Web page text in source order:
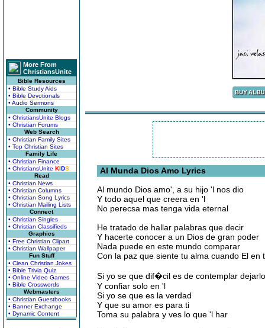
More From
ChristiansUnite
Bible Resources
• Bible Study Aids
• Bible Devotionals
• Audio Sermons
Community
• ChristiansUnite Blogs
• Christian Forums
Web Search
• Christian Family Sites
• Top Christian Sites
Family Life
• Christian Finance
• ChristiansUnite KIDS
Read
• Christian News
• Christian Columns
• Christian Song Lyrics
• Christian Mailing Lists
Connect
• Christian Singles
• Christian Classifieds
Graphics
• Free Christian Clipart
• Christian Wallpaper
Fun Stuff
• Clean Christian Jokes
• Bible Trivia Quiz
• Online Video Games
• Bible Crosswords
Webmasters
• Christian Guestbooks
• Banner Exchange
• Dynamic Content
Al Munda Dios Amo Lyrics
Al mundo Dios amo', a su hijo 'l nos dio
Y todo aquel que creera en 'l
No perecsa mas tenga vida eternal
He tratado de hallar palabras que decir
Y hacerte conocer a un Dios de gran poder
Nada puede en este mundo comparar
Con la paz que siente tu alma cuando El en
Si yo se que dif�cil es de contemplar
Y confiar solo en 'l
Si yo se que es la verdad
Y que su amor es para ti
Toma su palabra y ves lo que 'l har